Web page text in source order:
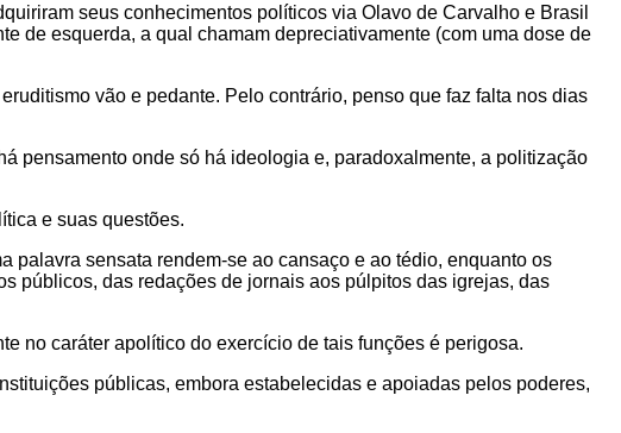
seus conhecimentos políticos via Olavo de Carvalho e Brasil
de esquerda, a qual chamam depreciativamente (com uma dose de
vão e pedante. Pelo contrário, penso que faz falta nos dias
pensamento onde só há ideologia e, paradoxalmente, a politização
e suas questões.
palavra sensata rendem-se ao cansaço e ao tédio, enquanto os
públicos, das redações de jornais aos púlpitos das igrejas, das
no caráter apolítico do exercício de tais funções é perigosa.
públicas, embora estabelecidas e apoiadas pelos poderes,